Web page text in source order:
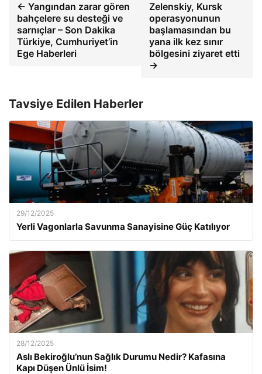
← Yangından zarar gören
bahçelere su desteği ve
sarnıçlar – Son Dakika
Türkiye, Cumhuriyet’in
Ege Haberleri
Zelenskiy, Kursk
operasyonunun
başlamasından bu
yana ilk kez sınır
bölgesini ziyaret etti
→
Tavsiye Edilen Haberler
29/12/2025
Yerli Vagonlarla Savunma Sanayisine Güç Katılıyor
28/12/2025
Aslı Bekiroğlu’nun Sağlık Durumu Nedir? Kafasına
Kapı Düşen Ünlü İsim!